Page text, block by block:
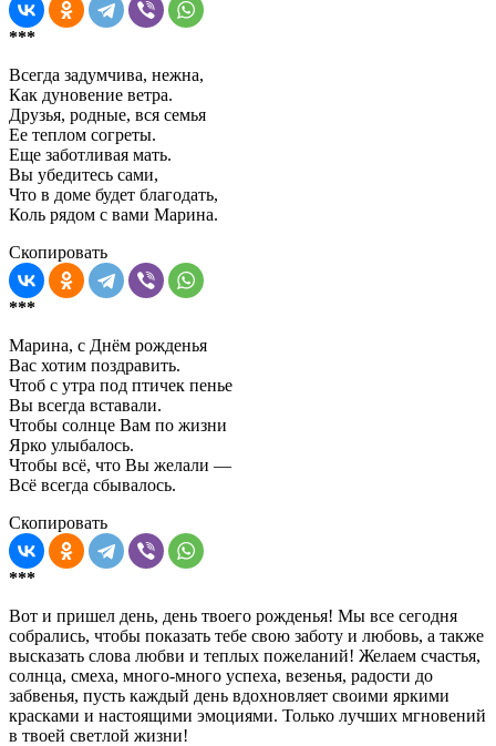
***
Всегда задумчива, нежна,
Как дуновение ветра.
Друзья, родные, вся семья
Ее теплом согреты.
Еще заботливая мать.
Вы убедитесь сами,
Что в доме будет благодать,
Коль рядом с вами Марина.
Скопировать
***
Марина, с Днём рожденья
Вас хотим поздравить.
Чтоб с утра под птичек пенье
Вы всегда вставали.
Чтобы солнце Вам по жизни
Ярко улыбалось.
Чтобы всё, что Вы желали —
Всё всегда сбывалось.
Скопировать
***
Вот и пришел день, день твоего рожденья! Мы все сегодня
собрались, чтобы показать тебе свою заботу и любовь, а также
высказать слова любви и теплых пожеланий! Желаем счастья,
солнца, смеха, много-много успеха, везенья, радости до
забвенья, пусть каждый день вдохновляет своими яркими
красками и настоящими эмоциями. Только лучших мгновений
в твоей светлой жизни!